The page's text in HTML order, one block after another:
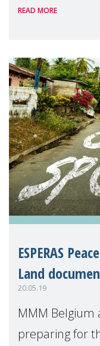
the solution in
READ MORE
ESPERAS
Land
20.05.19
MMM
preparing for